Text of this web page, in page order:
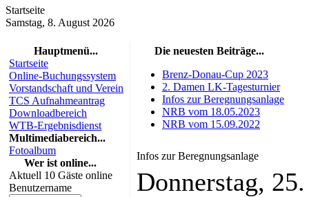
Startseite
Samstag, 8. August 2026
Hauptmenü...
Startseite
Online-Buchungssystem
Vorstandschaft und Verein
TCS Aufnahmeantrag
Downloadbereich
WTB-Ergebnisdienst
Multimediabereich...
Fotoalbum
Wer ist online...
Aktuell 10 Gäste online
Benutzername
Die neuesten Beiträge...
Brenz-Donau-Cup 2023
2. Damen LK-Tagesturnier
Infos zur Beregnungsanlage
NRB vom 18.05.2023
NRB vom 15.09.2022
Infos zur Beregnungsanlage
Donnerstag,